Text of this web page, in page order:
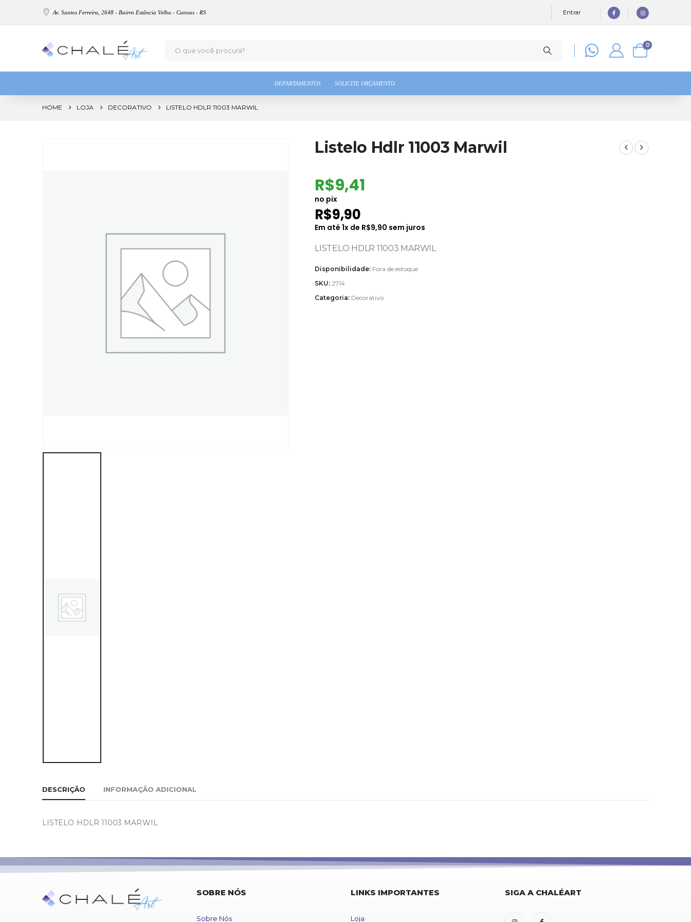
Av. Santos Ferreira, 2648 - Bairro Estância Velha - Canoas - RS Entrar
0
DEPARTAMENTOS SOLICITE ORÇAMENTO
HOME LOJA DECORATIVO LISTELO HDLR 11003 MARWIL
Listelo Hdlr 11003 Marwil
R$9,41
no pix
R$9,90
Em até 1x de R$9,90 sem juros
LISTELO HDLR 11003 MARWIL
Disponibilidade: Fora de estoque
SKU: 2714
Categoria: Decorativo
DESCRIÇÃO INFORMAÇÃO ADICIONAL
LISTELO HDLR 11003 MARWIL
SOBRE NÓS
Sobre Nós
LINKS IMPORTANTES
Loja
SIGA A CHALÉART